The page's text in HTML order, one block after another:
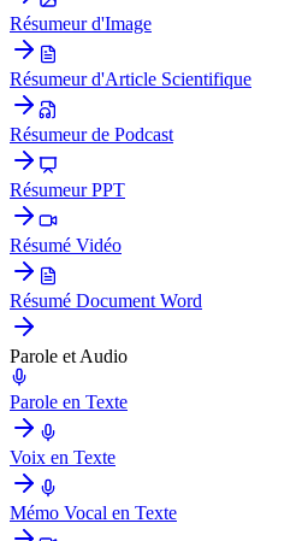
Résumeur d'Image
Résumeur d'Article Scientifique
Résumeur de Podcast
Résumeur PPT
Résumé Vidéo
Résumé Document Word
Parole et Audio
Parole en Texte
Voix en Texte
Mémo Vocal en Texte